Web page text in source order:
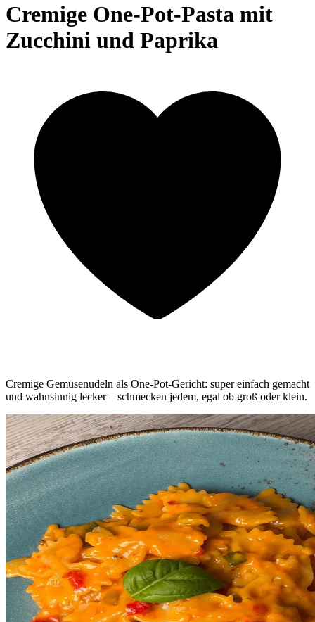
Cremige One-Pot-Pasta mit
Zucchini und Paprika
Cremige Gemüsenudeln als One-Pot-Gericht: super einfach gemacht
und wahnsinnig lecker – schmecken jedem, egal ob groß oder klein.